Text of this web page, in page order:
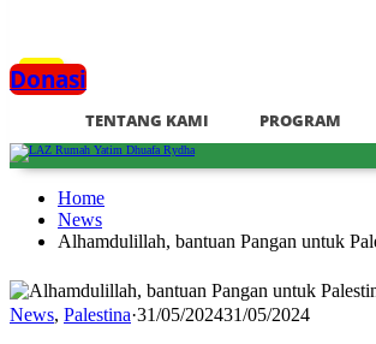
xzczc
Donasi
TENTANG KAMI PROGRAM
Home
News
Alhamdulillah, bantuan Pangan untuk
News, Palestina·31/05/202431/05/2024